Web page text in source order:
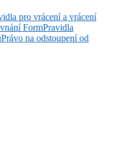
pro vrácení a vrácení
FormPravidla
Právo na odstoupení od